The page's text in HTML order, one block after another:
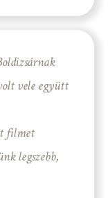
vele együtt
filmet
legszebb,